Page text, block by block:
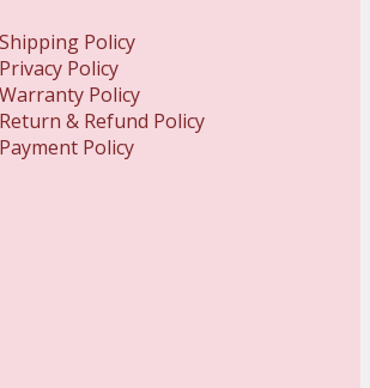
Shipping Policy
Privacy Policy
Warranty Policy
Return & Refund Policy
Payment Policy